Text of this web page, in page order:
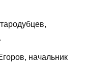
начальник